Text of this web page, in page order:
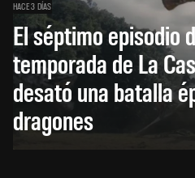
HACE 3 DÍAS
El séptimo episodio
temporada de La
desató una batalla
dragones